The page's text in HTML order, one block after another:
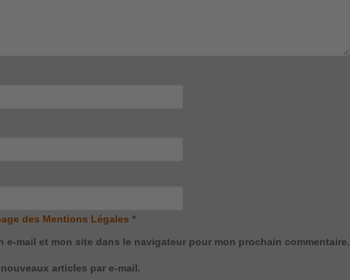
des Mentions Légales *
e-mail et mon site dans le navigateur pour mon prochain commentaire.
articles par e-mail.